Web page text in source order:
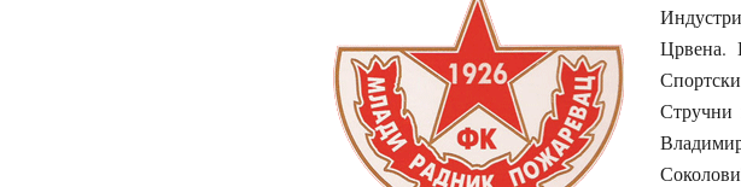
Црвена.
Стручни